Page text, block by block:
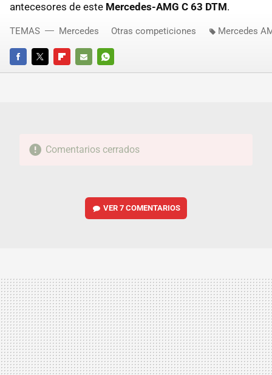
antecesores de este Mercedes-AMG C 63 DTM.
FACEBOOKTWITTERFLIPBOARD
E-
WHATSAPP
TEMAS Mercedes Otras competiciones Mercedes
Comentarios cerrados
VER7 COMENTARIOS